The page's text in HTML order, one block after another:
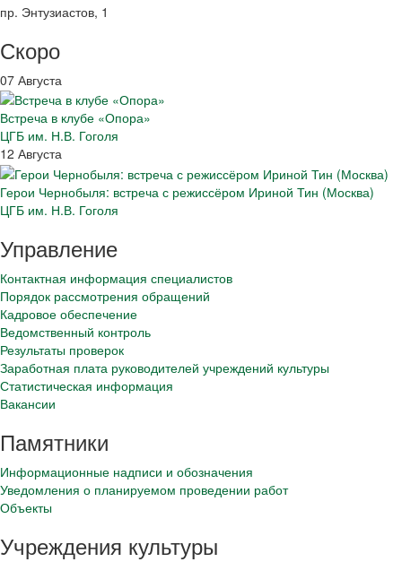
пр. Энтузиастов, 1
Скоро
07 Августа
Встреча в клубе «Опора»
ЦГБ им. Н.В. Гоголя
12 Августа
Герои Чернобыля: встреча с режиссёром Ириной Тин (Москва)
ЦГБ им. Н.В. Гоголя
Управление
Контактная информация специалистов
Порядок рассмотрения обращений
Кадровое обеспечение
Ведомственный контроль
Результаты проверок
Заработная плата руководителей учреждений культуры
Статистическая информация
Вакансии
Памятники
Информационные надписи и обозначения
Уведомления о планируемом проведении работ
Объекты
Учреждения культуры